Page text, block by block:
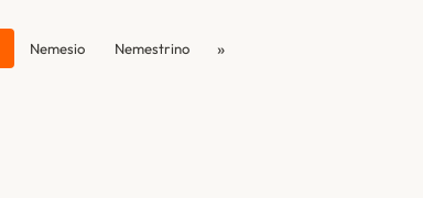
Nemesio Nemestrino »